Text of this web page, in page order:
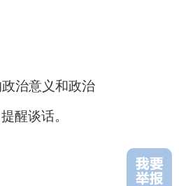
治意义和政治
醒谈话。